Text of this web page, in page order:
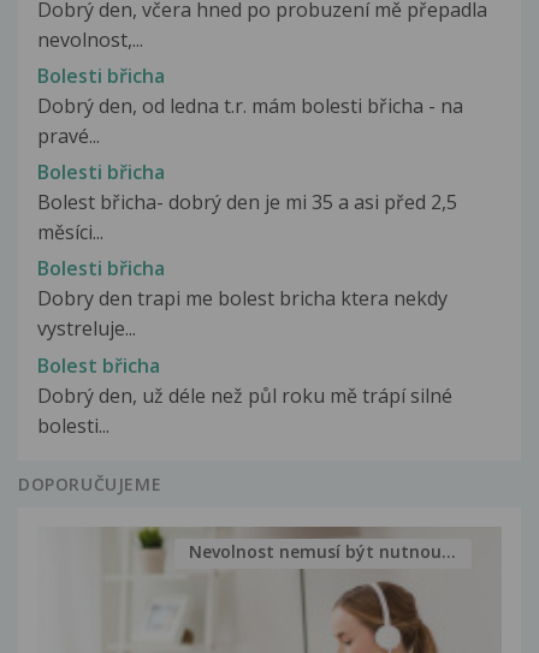
Dobrý den, včera hned po probuzení mě přepadla
nevolnost,...
Bolesti břicha
Dobrý den, od ledna t.r. mám bolesti břicha - na
pravé...
Bolesti břicha
Bolest břicha- dobrý den je mi 35 a asi před 2,5
měsíci...
Bolesti břicha
Dobry den trapi me bolest bricha ktera nekdy
vystreluje...
Bolest břicha
Dobrý den, už déle než půl roku mě trápí silné
bolesti...
DOPORUČUJEME
Nevolnost nemusí být nutnou...